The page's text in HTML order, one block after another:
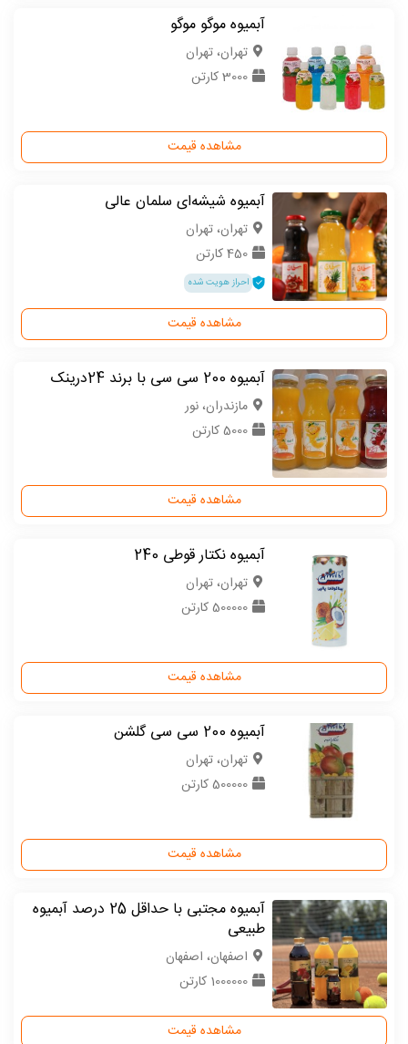
آبمیوه موگو موگو
تهران، تهران
3000 کارتن
مشاهده قیمت
آبمیوه شیشه‌ای سلمان عالی
تهران، تهران
450 کارتن
احراز هویت شده
مشاهده قیمت
آبمیوه 200 سی سی با برند 24درینک
مازندران، نور
5000 کارتن
مشاهده قیمت
آبمیوه نکتار قوطی 240
تهران، تهران
500000 کارتن
مشاهده قیمت
آبمیوه 200 سی سی گلشن
تهران، تهران
500000 کارتن
مشاهده قیمت
آبمیوه مجتبی با حداقل 25 درصد آبمیوه
طبیعی
اصفهان، اصفهان
1000000 کارتن
مشاهده قیمت